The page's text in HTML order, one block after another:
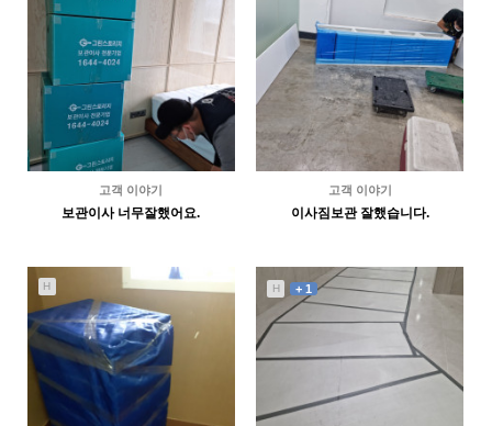
3308
07-06
타워팰리스e동
고객 이야기
보관이사 너무잘했어요.
3226
07-05
김**
고객 이야기
이사짐보관 잘했습니다.
H H + 1